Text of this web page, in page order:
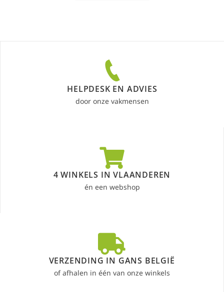
HELPDESK EN ADVIES
door onze vakmensen
4 WINKELS IN VLAANDEREN
én een webshop
VERZENDING IN GANS BELGIË
of afhalen in één van onze winkels